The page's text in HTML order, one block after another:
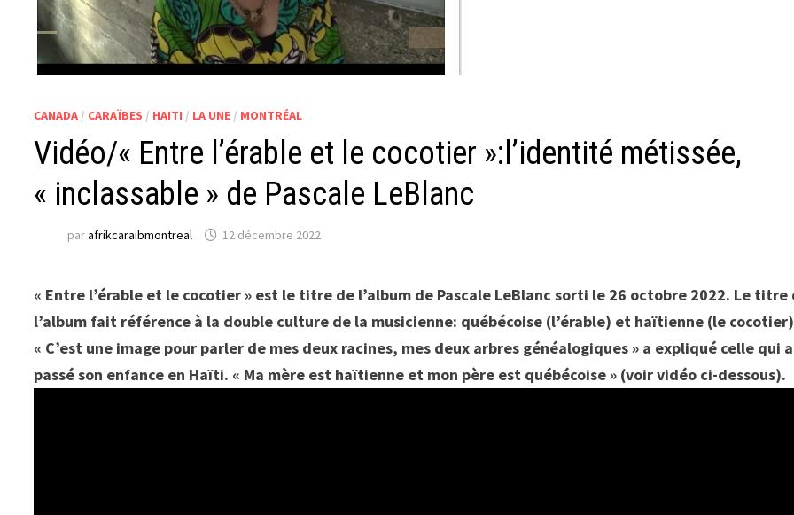
CANADA / CARAÏBES / HAITI / LA UNE / MONTRÉAL
Vidéo/« Entre l’érable et le cocotier »:l’identité métissée,
« inclassable » de Pascale LeBlanc
parafrikcaraibmontreal 12 décembre 2022
« Entre l’érable et le cocotier » est le titre de l’album de Pascale LeBlanc sorti le 26 octobre 2022. Le titre
l’album fait référence à la double culture de la musicienne: québécoise (l’érable) et haïtienne (le
« C’est une image pour parler de mes deux racines, mes deux arbres généalogiques » a expliqué celle qui a
passé son enfance en Haïti. « Ma mère est haïtienne et mon père est québécoise » (voir vidéo ci-dessous).